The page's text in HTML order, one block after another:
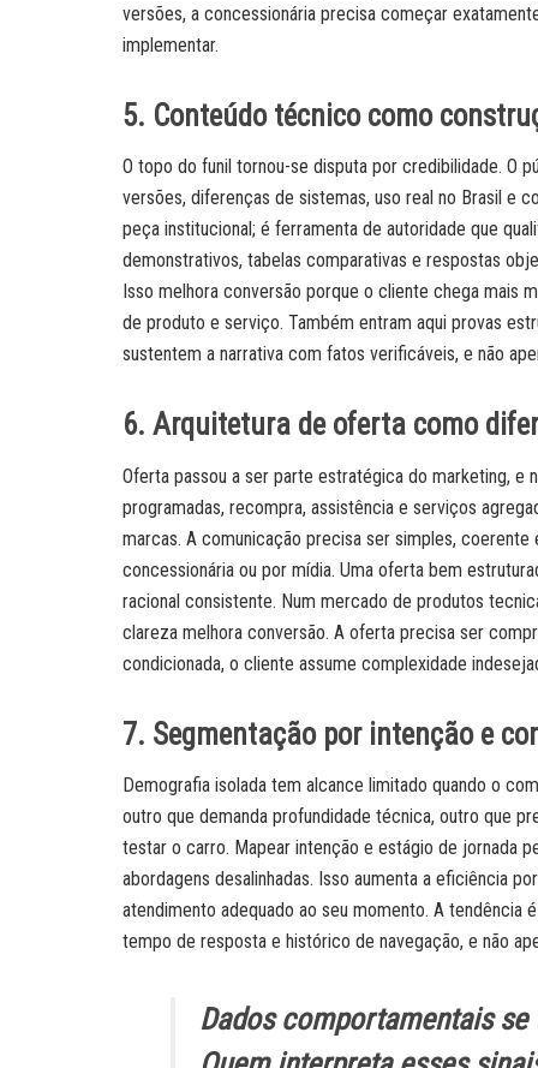
versões, a concessionária precisa começar
implementar.
5. Conteúdo técnico como
O topo do funil tornou-se disputa por credibilidade. O
versões, diferenças de sistemas, uso real no Brasil e
peça institucional; é ferramenta de autoridade que
demonstrativos, tabelas comparativas e respostas
Isso melhora conversão porque o cliente chega mais
de produto e serviço. Também entram aqui provas
sustentem a narrativa com fatos verificáveis, e não
6. Arquitetura de oferta como
Oferta passou a ser parte estratégica do marketing, e
programadas, recompra, assistência e serviços
marcas. A comunicação precisa ser simples,
concessionária ou por mídia. Uma oferta bem
racional consistente. Num mercado de produtos
clareza melhora conversão. A oferta precisa ser
condicionada, o cliente assume complexidade
7. Segmentação por intenção e
Demografia isolada tem alcance limitado quando o
outro que demanda profundidade técnica, outro que
testar o carro. Mapear intenção e estágio de jornada
abordagens desalinhadas. Isso aumenta a eficiência
atendimento adequado ao seu momento. A tendência
tempo de resposta e histórico de navegação, e não
Dados comportamentais